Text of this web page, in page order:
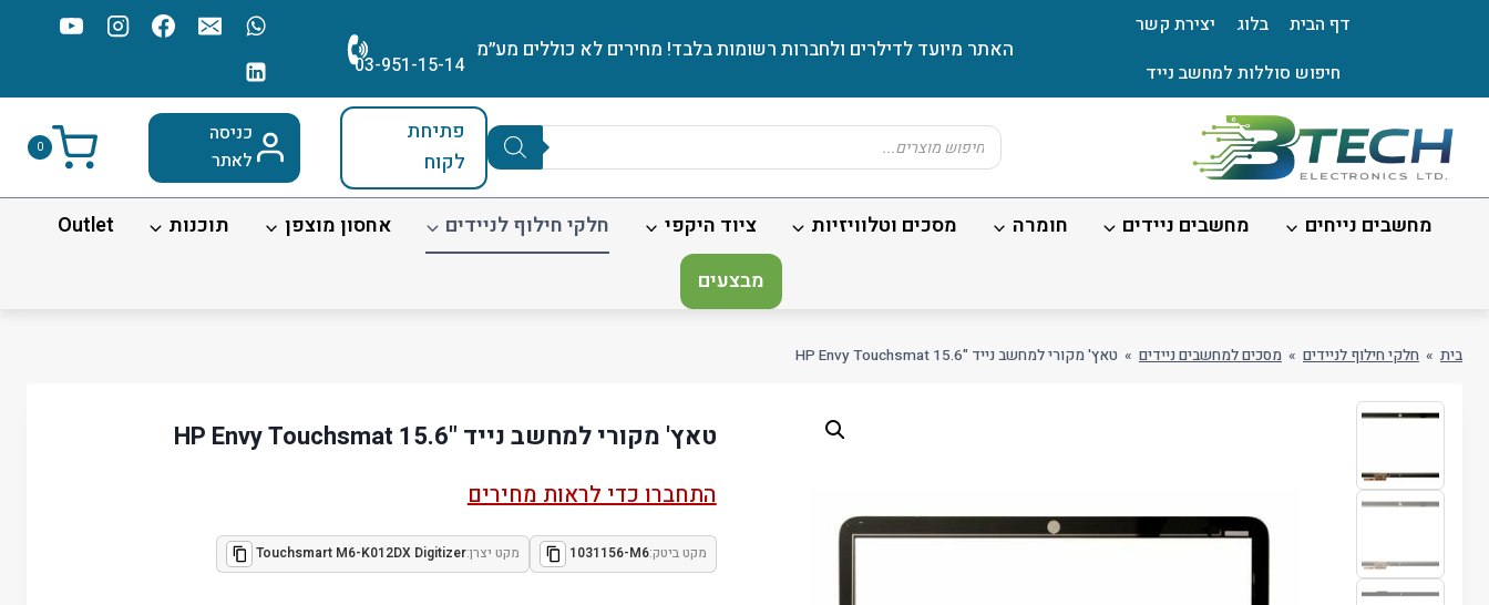
דף הבית בלוג
יצירת קשר
חיפוש סוללות למחשב נייד
האתר מיועד לדילרים ולחברות רשומות בלבד! מחירים לא כוללים מע׳׳מ
03-951-15-14
Products
search
פתיחת
לקוח
כניסה
לאתר
0
מחשבים נייחים מחשבים ניידים חומרה מסכים וטלוויזיות ציוד היקפי חלקי חילוף לניידים אחסון מוצפן תוכנות
Outlet
מבצעים
בית » חלקי חילוף לניידים » מסכים למחשבים ניידים » טאץ' מקורי למחשב נייד "15.6 HP Envy Touchsmat
טאץ' מקורי למחשב נייד "15.6 HP Envy Touchsmat
התחברו כדי לראות מחירים
מקט ביטק:1031156-M6 מקט יצרן:Touchsmart M6-K012DX Digitizer